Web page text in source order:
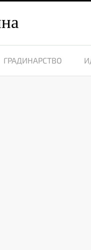
ГРАДИНАРСТВО